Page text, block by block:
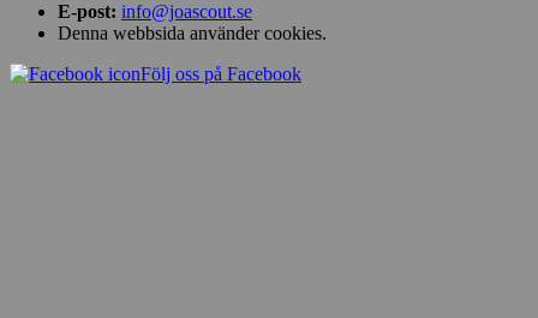
E-post: info@joascout.se
Denna webbsida använder cookies.
Följ oss på Facebook